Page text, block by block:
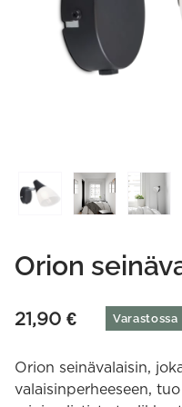
Orion
21,90 € Varastossa
Orion seinävalaisin,
valaisinperheeseen,